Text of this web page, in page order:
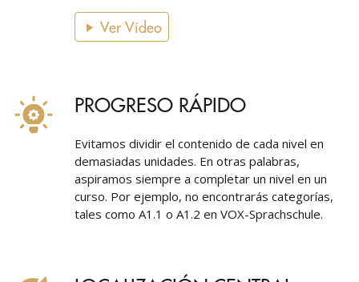
Ver Vídeo
PROGRESO RÁPIDO
Evitamos dividir el contenido de cada nivel en
demasiadas unidades. En otras palabras,
aspiramos siempre a completar un nivel en un
curso. Por ejemplo, no encontrarás categorías,
tales como A1.1 o A1.2 en VOX-Sprachschule.